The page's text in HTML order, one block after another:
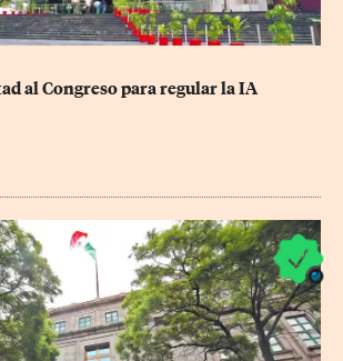
al Congreso para regular la IA